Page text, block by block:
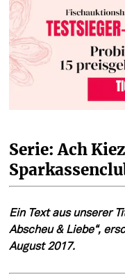
Serie: Ach
Ein Text aus unserer
Abscheu & Liebe“,
August 2017.